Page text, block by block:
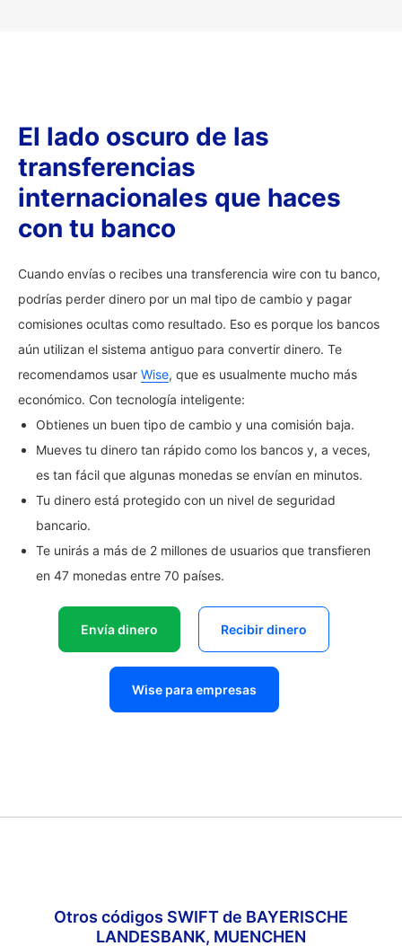
El lado oscuro de las
transferencias
internacionales que haces
con tu banco
Cuando envías o recibes una transferencia wire con tu banco,
podrías perder dinero por un mal tipo de cambio y pagar
comisiones ocultas como resultado. Eso es porque los bancos
aún utilizan el sistema antiguo para convertir dinero. Te
recomendamos usar Wise, que es usualmente mucho más
económico. Con tecnología inteligente:
Obtienes un buen tipo de cambio y una comisión baja.
Mueves tu dinero tan rápido como los bancos y, a veces,
es tan fácil que algunas monedas se envían en minutos.
Tu dinero está protegido con un nivel de seguridad
bancario.
Te unirás a más de 2 millones de usuarios que transfieren
en 47 monedas entre 70 países.
Envía dinero Recibir dinero
Wise para empresas
Otros códigos SWIFT de BAYERISCHE
LANDESBANK, MUENCHEN